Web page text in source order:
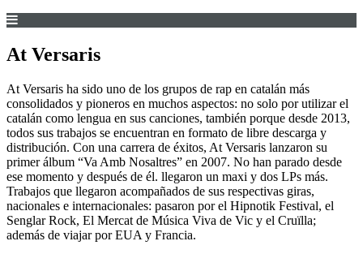
At Versaris
At Versaris ha sido uno de los grupos de rap en catalán más
consolidados y pioneros en muchos aspectos: no solo por utilizar el
catalán como lengua en sus canciones, también porque desde 2013,
todos sus trabajos se encuentran en formato de libre descarga y
distribución. Con una carrera de éxitos, At Versaris lanzaron su
primer álbum “Va Amb Nosaltres” en 2007. No han parado desde
ese momento y después de él. llegaron un maxi y dos LPs más.
Trabajos que llegaron acompañados de sus respectivas giras,
nacionales e internacionales: pasaron por el Hipnotik Festival, el
Senglar Rock, El Mercat de Música Viva de Vic y el Cruïlla;
además de viajar por EUA y Francia.